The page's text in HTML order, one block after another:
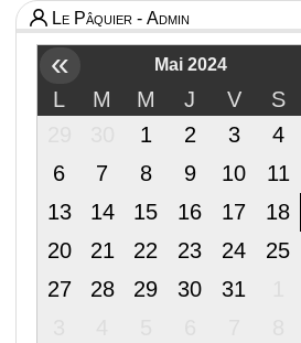
Le Pâquier - Admin
« Mai 2024
L M M J V
S
1 2 3
4
6
7 8 9 10
11
13
14 15 16 17
18
20
21 22 23 24
25
27
28 29 30 31